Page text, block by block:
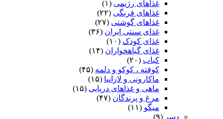
غذاهای رژیمی (۱)
غذاهای فرنگی (۲۲)
غذاهای گوشتی (۲۷)
غذای سنتی ایران (۳۶)
غذای کودک (۱۰)
غذای گیاهخواران (۱۴)
کباب (۲۰)
کوفته ، کوکو و دلمه (۴۵)
ماکارونی و لازانیا (۱۵)
ماهی و غذاهای دریایی (۱۵)
مرغ و پرندگان (۴۷)
میگو (۱۱)
دسر (۹)